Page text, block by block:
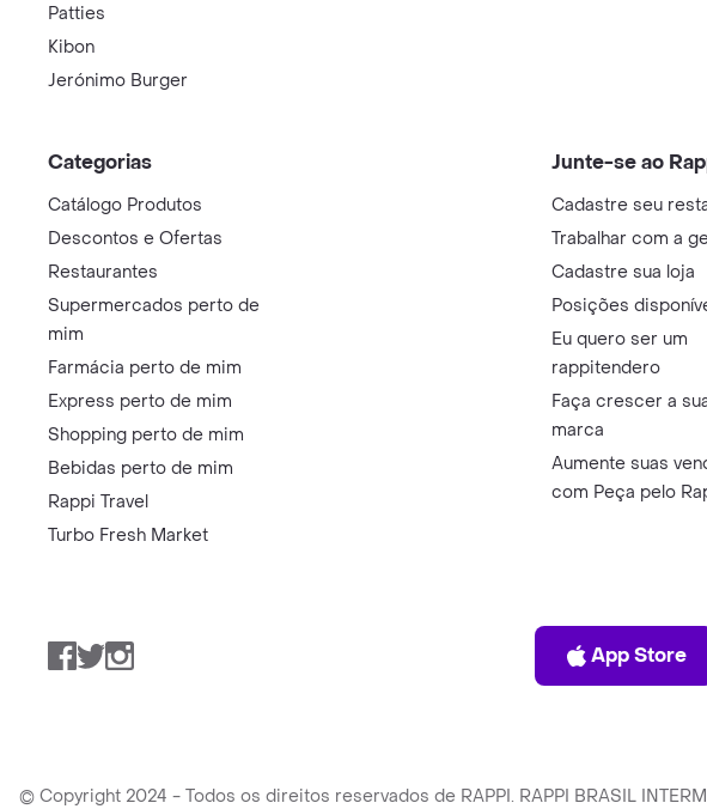
Patties
Kibon
Jerónimo Burger
Categorias
Catálogo Produtos
Descontos e Ofertas
Restaurantes
Supermercados perto de
mim
Farmácia perto de mim
Express perto de mim
Shopping perto de mim
Bebidas perto de mim
Rappi Travel
Turbo Fresh Market
Junte-se ao
Cadastre seu
Trabalhar com a
Cadastre sua loja
Posições
Eu quero ser um
rappitendero
Faça crescer a
marca
Aumente suas
com Peça pelo
Facebook
TwitterInstagram
App
App Store
© Copyright 2024 - Todos os direitos reservados de RAPPI. RAPPI BRASIL